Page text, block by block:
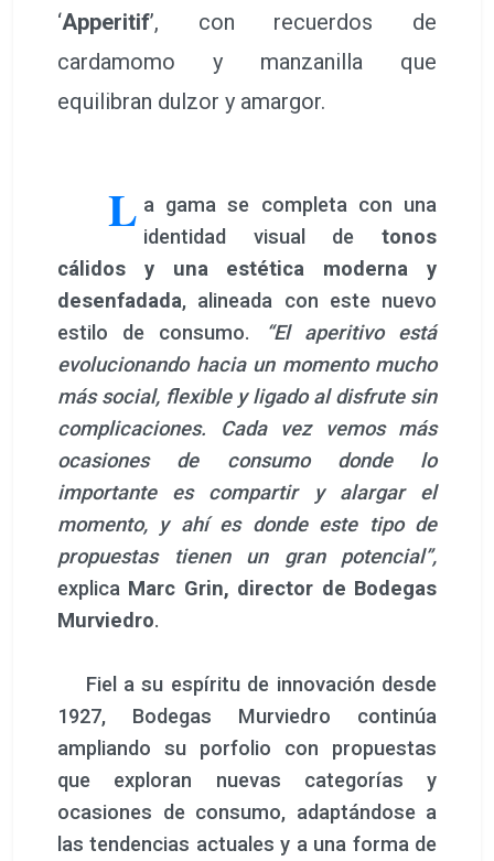
‘Apperitif’, con recuerdos de
cardamomo y manzanilla que
equilibran dulzor y amargor.
L a gama se completa con una
identidad visual de tonos
cálidos y una estética moderna y
desenfadada, alineada con este nuevo
estilo de consumo.
“El aperitivo está
evolucionando hacia un momento mucho
más social, flexible y ligado al disfrute sin
complicaciones. Cada vez vemos más
ocasiones de consumo donde lo
importante es compartir y alargar el
momento, y ahí es donde este tipo de
propuestas tienen un gran potencial”,
explica Marc Grin, director de Bodegas
Murviedro.
Fiel a su espíritu de innovación desde
1927, Bodegas Murviedro continúa
ampliando su porfolio con propuestas
que exploran nuevas categorías y
ocasiones de consumo, adaptándose a
las tendencias actuales y a una forma de